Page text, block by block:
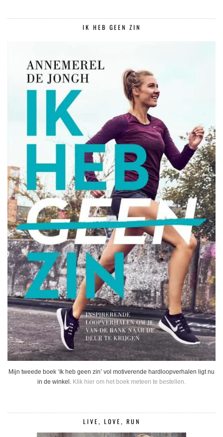
IK HEB GEEN ZIN
Mijn tweede boek ‘Ik heb geen zin’ vol motiverende hardloopverhalen ligt nu
in de winkel. Klik hier om het boek meteen te bestellen.
LIVE, LOVE, RUN